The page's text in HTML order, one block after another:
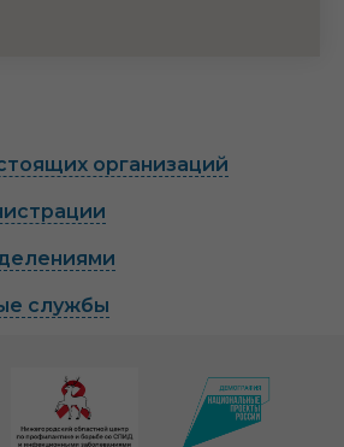
организаций
службы